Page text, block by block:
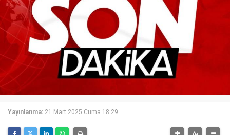
Yayınlanma: 21 Mart 2025 Cuma 18:29